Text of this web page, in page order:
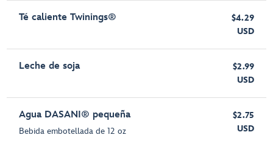
Té caliente Twinings®
$4.29
USD
Leche de soja
$2.99
USD
Agua DASANI® pequeña
Bebida embotellada de 12 oz
$2.75
USD